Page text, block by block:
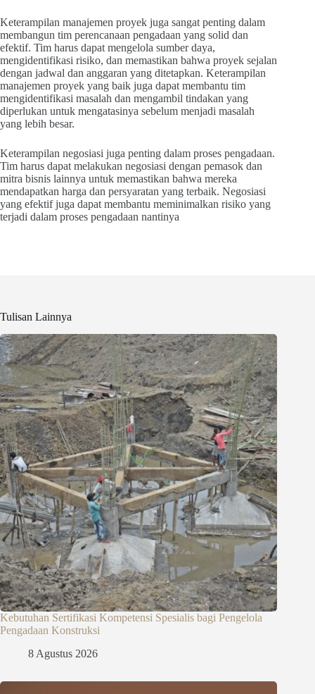
Keterampilan manajemen proyek juga sangat penting dalam
membangun tim perencanaan pengadaan yang solid dan
efektif. Tim harus dapat mengelola sumber daya,
mengidentifikasi risiko, dan memastikan bahwa proyek sejalan
dengan jadwal dan anggaran yang ditetapkan. Keterampilan
manajemen proyek yang baik juga dapat membantu tim
mengidentifikasi masalah dan mengambil tindakan yang
diperlukan untuk mengatasinya sebelum menjadi masalah
yang lebih besar.
Keterampilan negosiasi juga penting dalam proses pengadaan.
Tim harus dapat melakukan negosiasi dengan pemasok dan
mitra bisnis lainnya untuk memastikan bahwa mereka
mendapatkan harga dan persyaratan yang terbaik. Negosiasi
yang efektif juga dapat membantu meminimalkan risiko yang
terjadi dalam proses pengadaan nantinya
Tulisan Lainnya
Kebutuhan Sertifikasi Kompetensi Spesialis bagi Pengelola
Pengadaan Konstruksi
8 Agustus 2026